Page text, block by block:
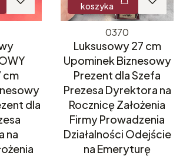
cm
dla
na
koszyka
0370
Luksusowy 27 cm
Upominek Biznesowy
Prezent dla Szefa
Prezesa Dyrektora na
Rocznicę Założenia
Firmy Prowadzenia
Działalności Odejście
na Emeryturę